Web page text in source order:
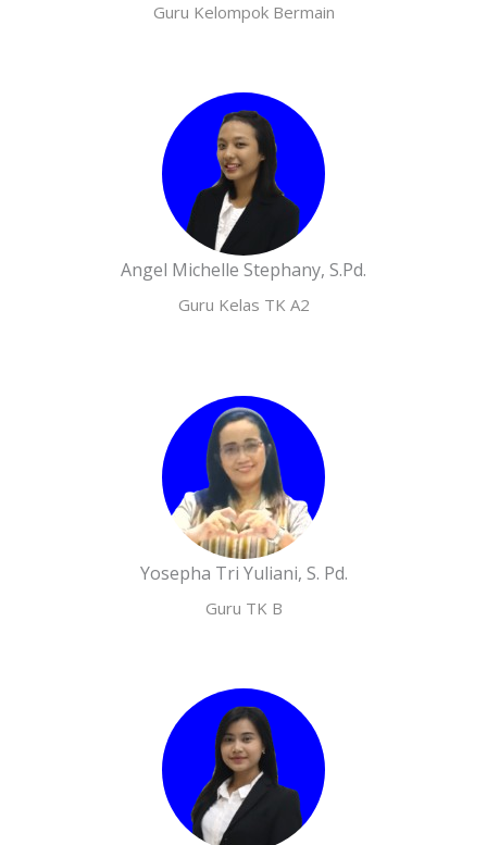
Guru Kelompok Bermain
Angel Michelle Stephany, S.Pd.
Guru Kelas TK A2
Yosepha Tri Yuliani, S. Pd.
Guru TK B